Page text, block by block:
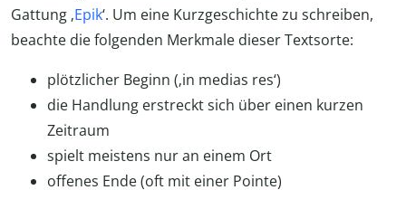
Gattung ‚Epik‘. Um eine Kurzgeschichte zu schreiben,
beachte die folgenden Merkmale dieser Textsorte:
plötzlicher Beginn (‚in medias res‘)
die Handlung erstreckt sich über einen kurzen
Zeitraum
spielt meistens nur an einem Ort
offenes Ende (oft mit einer Pointe)